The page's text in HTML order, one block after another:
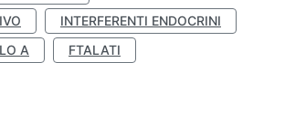
INTERFERENTI ENDOCRINI
A
FTALATI